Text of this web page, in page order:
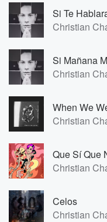
Si Te
Christian
Si Mañana
Christian
When We
Christian
Que Sí Que
Christian
Celos
Christian